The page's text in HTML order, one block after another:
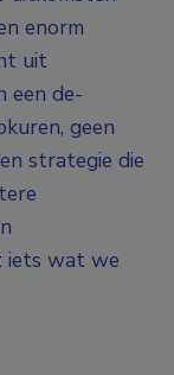
enorm
uit
een de-
geen
strategie die
iets wat we